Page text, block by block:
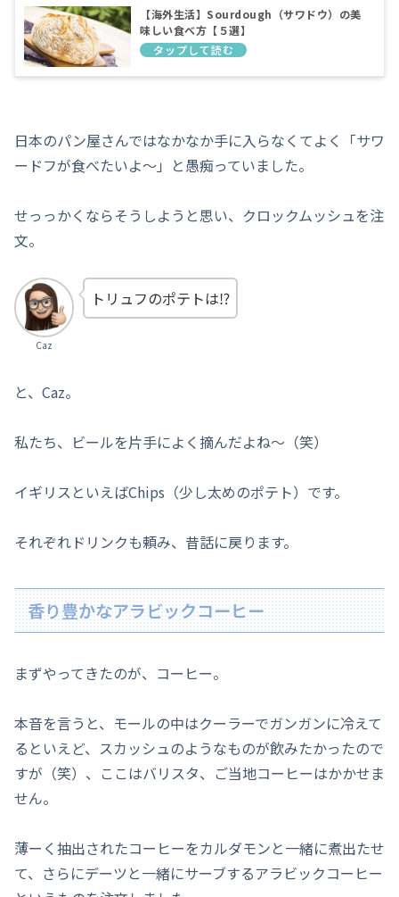
【海外生活】Sourdough（サワドウ）の美
味しい食べ方【５選】
日本のパン屋さんではなかなか手に入らなくてよく「サワ
ードフが食べたいよ〜」と愚痴っていました。
せっっかくならそうしようと思い、クロックムッシュを注
文。
Caz
トリュフのポテトは⁉︎
と、Caz。
私たち、ビールを片手によく摘んだよね〜（笑）
イギリスといえばChips（少し太めのポテト）です。
それぞれドリンクも頼み、昔話に戻ります。
香り豊かなアラビックコーヒー
まずやってきたのが、コーヒー。
本音を言うと、モールの中はクーラーでガンガンに冷えて
るといえど、スカッシュのようなものが飲みたかったので
すが（笑）、ここはバリスタ、ご当地コーヒーはかかせま
せん。
薄ーく抽出されたコーヒーをカルダモンと一緒に煮出たせ
て、さらにデーツと一緒にサーブするアラビックコーヒー